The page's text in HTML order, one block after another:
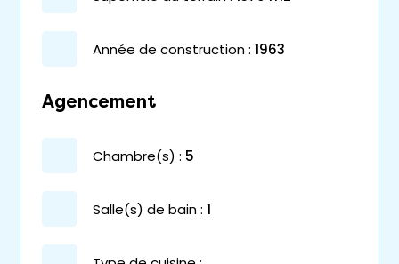
année de construction : 1963
Agencement
chambre(s) : 5
salle(s) de bain : 1